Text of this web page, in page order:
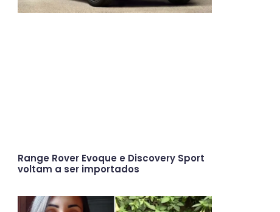
Range Rover Evoque e Discovery Sport
voltam a ser importados